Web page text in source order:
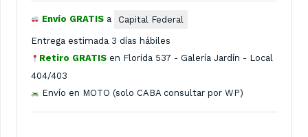
Envío GRATIS a Capital Federal
Entrega estimada 3 días hábiles
Retiro GRATIS en Florida 537 - Galería Jardín - Local
404/403
Envío en MOTO (solo CABA consultar por WP)